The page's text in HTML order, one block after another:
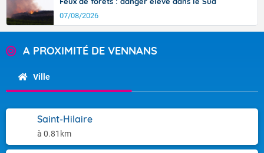
07/08/2026
A PROXIMITÉ DE VENNANS
Ville
Saint-Hilaire
à 0.81km